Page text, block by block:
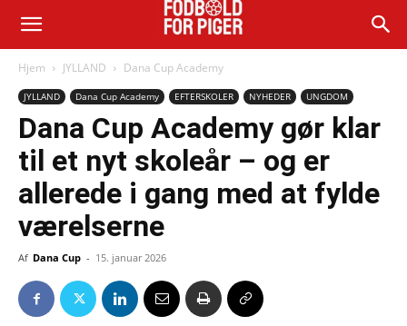
Hjem JYLLAND Dana Cup Academy
JYLLAND Dana Cup Academy EFTERSKOLER NYHEDER UNGDOM
Dana Cup Academy gør klar
til et nyt skoleår – og er
allerede i gang med at fylde
værelserne
Af Dana Cup - 15. januar 2026